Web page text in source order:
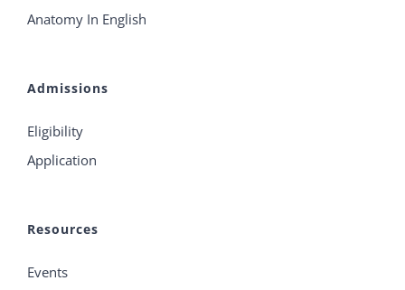
Anatomy In English
Admissions
Eligibility
Application
Resources
Events